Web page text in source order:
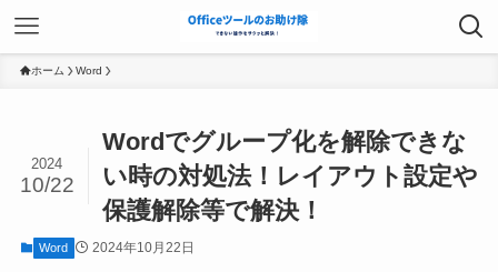
ホーム Word
Wordでグループ化を解除できな
い時の対処法！レイアウト設定や
保護解除等で解決！
2024
10/22
Word 2024年10月22日